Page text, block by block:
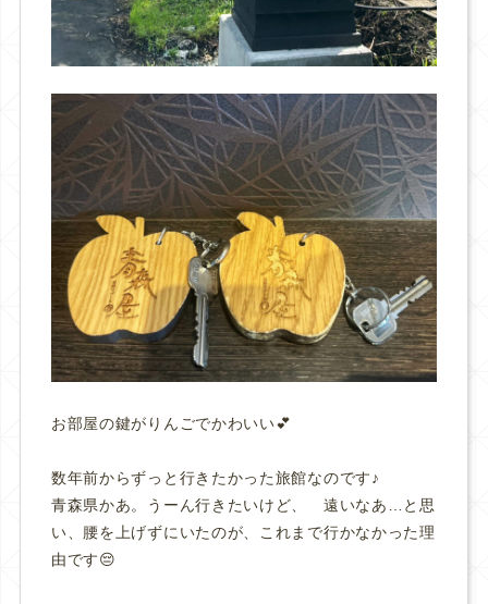
お部屋の鍵がりんごでかわいい💕
数年前からずっと行きたかった旅館なのです♪
青森県かあ。うーん行きたいけど、 遠いなあ…と思
い、腰を上げずにいたのが、これまで行かなかった理
由です😔